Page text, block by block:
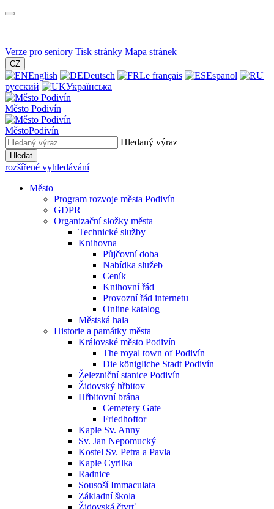
Verze pro seniory Tisk stránky Mapa stránek
CZ
English Deutsch Le français
Espanol
русский
Українська
Město Podivín
MěstoPodivín
Hledaný výraz
Hledat
rozšířené vyhledávání
Město
Program rozvoje města Podivín
GDPR
Organizační složky města
Technické služby
Knihovna
Půjčovní doba
Nabídka služeb
Ceník
Knihovní řád
Provozní řád internetu
Online katalog
Městská hala
Historie a památky města
Královské město Podivín
The royal town of Podivín
Die königliche Stadt Podivín
Železniční stanice Podivín
Židovský hřbitov
Hřbitovní brána
Cemetery Gate
Friedhoftor
Kaple Sv. Anny
Sv. Jan Nepomucký
Kostel Sv. Petra a Pavla
Kaple Cyrilka
Radnice
Sousoší Immaculata
Základní škola
Židovská čtvrť